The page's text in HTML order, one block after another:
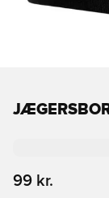
99 kr.